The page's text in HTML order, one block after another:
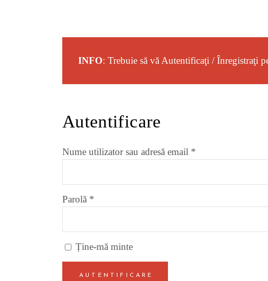
INFO: Trebuie să vă Autentificaţi / Înregistraţi
Autentificare
Nume utilizator sau adresă email *
Parolă *
Ține-mă minte
AUTENTIFICARE